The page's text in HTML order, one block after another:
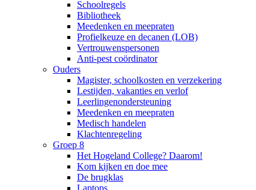
Schoolregels
Bibliotheek
Meedenken en meepraten
Profielkeuze en decanen (LOB)
Vertrouwenspersonen
Anti-pest coördinator
Ouders
Magister, schoolkosten en verzekering
Lestijden, vakanties en verlof
Leerlingenondersteuning
Meedenken en meepraten
Medisch handelen
Klachtenregeling
Groep 8
Het Hogeland College? Daarom!
Kom kijken en doe mee
De brugklas
Laptops